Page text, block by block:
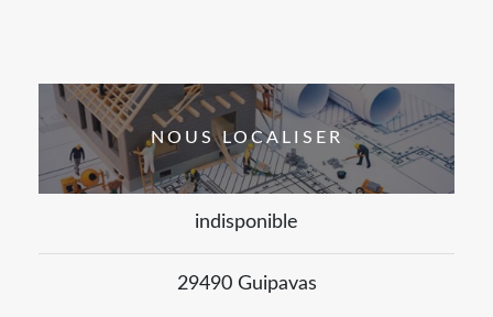
NOUS LOCALISER
indisponible
29490 Guipavas